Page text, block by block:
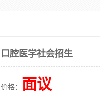
口腔医学社会招生
价格： 面议